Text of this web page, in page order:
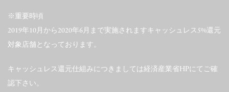
※重要時頃
2019年10月から2020年6月まで実施されますキャッシュレス5%還元
対象店舗となっております。
キャッシュレス還元仕組みにつきましては経済産業省HPにてご確
認下さい。